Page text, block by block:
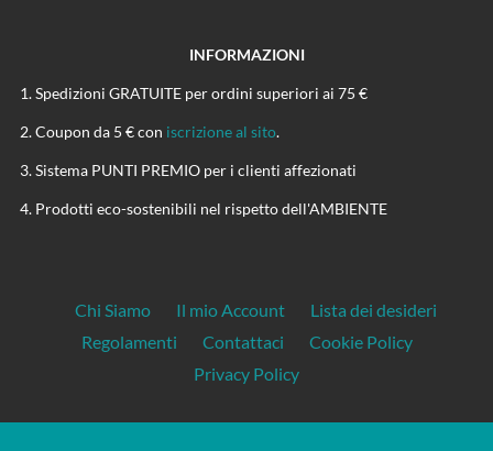
INFORMAZIONI
Spedizioni GRATUITE per ordini superiori ai 75 €
Coupon da 5 € con iscrizione al sito.
Sistema PUNTI PREMIO per i clienti affezionati
Prodotti eco-sostenibili nel rispetto dell'AMBIENTE
Chi Siamo Il mio Account
Lista dei desideri
Regolamenti
Contattaci
Cookie Policy
Privacy Policy